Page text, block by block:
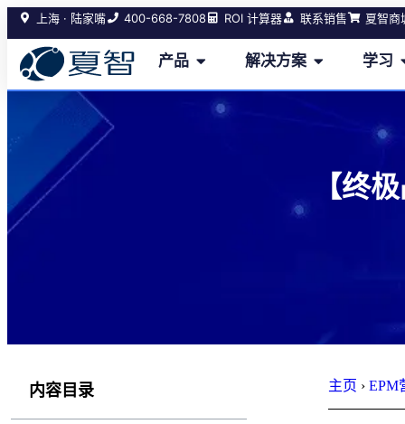
上海 · 陆家嘴 400-668-7808 ROI 计算器 联系销售 夏智商
产品 解决方案 学习
【终
内容目录 主页 › EPM